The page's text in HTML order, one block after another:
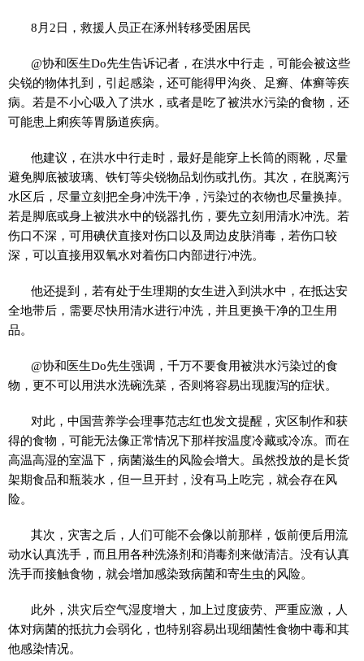
8月2日，救援人员正在涿州转移受困居民
@协和医生Do先生告诉记者，在洪水中行走，可能会被这些
尖锐的物体扎到，引起感染，还可能得甲沟炎、足癣、体癣等疾
病。若是不小心吸入了洪水，或者是吃了被洪水污染的食物，还
可能患上痢疾等胃肠道疾病。
他建议，在洪水中行走时，最好是能穿上长筒的雨靴，尽量
避免脚底被玻璃、铁钉等尖锐物品划伤或扎伤。其次，在脱离污
水区后，尽量立刻把全身冲洗干净，污染过的衣物也尽量换掉。
若是脚底或身上被洪水中的锐器扎伤，要先立刻用清水冲洗。若
伤口不深，可用碘伏直接对伤口以及周边皮肤消毒，若伤口较
深，可以直接用双氧水对着伤口内部进行冲洗。
他还提到，若有处于生理期的女生进入到洪水中，在抵达安
全地带后，需要尽快用清水进行冲洗，并且更换干净的卫生用
品。
@协和医生Do先生强调，千万不要食用被洪水污染过的食
物，更不可以用洪水洗碗洗菜，否则将容易出现腹泻的症状。
对此，中国营养学会理事范志红也发文提醒，灾区制作和获
得的食物，可能无法像正常情况下那样按温度冷藏或冷冻。而在
高温高湿的室温下，病菌滋生的风险会增大。虽然投放的是长货
架期食品和瓶装水，但一旦开封，没有马上吃完，就会存在风
险。
其次，灾害之后，人们可能不会像以前那样，饭前便后用流
动水认真洗手，而且用各种洗涤剂和消毒剂来做清洁。没有认真
洗手而接触食物，就会增加感染致病菌和寄生虫的风险。
此外，洪灾后空气湿度增大，加上过度疲劳、严重应激，人
体对病菌的抵抗力会弱化，也特别容易出现细菌性食物中毒和其
他感染情况。